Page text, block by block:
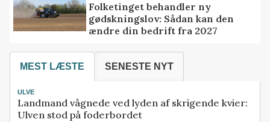
Folketinget behandler ny
gødskningslov: Sådan kan den
ændre din bedrift fra 2027
MEST LÆSTE SENESTE NYT
ULVE
Landmand vågnede ved lyden af skrigende kvier:
Ulven stod på foderbordet